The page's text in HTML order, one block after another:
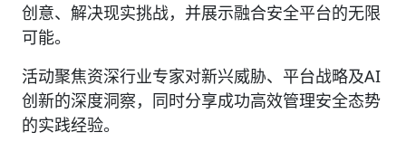
创意、解决现实挑战，并展示融合安全平台的无限
可能。
活动聚焦资深行业专家对新兴威胁、平台战略及AI
创新的深度洞察，同时分享成功高效管理安全态势
的实践经验。